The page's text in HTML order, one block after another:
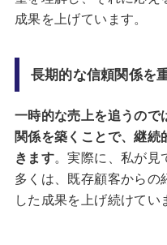
成果を上げています。
長期的な信頼関係を
一時的な売上を追うので
関係を築くことで、継続
きます。実際に、私が見
多くは、既存顧客からの
した成果を上げ続けてい